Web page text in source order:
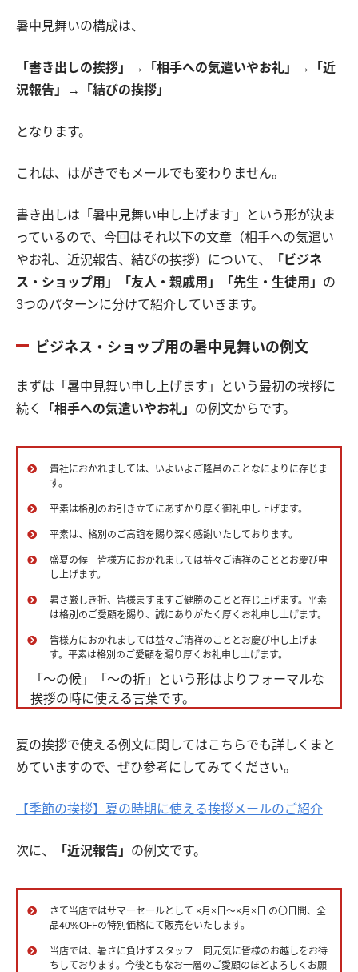
暑中見舞いの構成は、
「書き出しの挨拶」→「相手への気遣いやお礼」→「近
況報告」→「結びの挨拶」
となります。
これは、はがきでもメールでも変わりません。
書き出しは「暑中見舞い申し上げます」という形が決ま
っているので、今回はそれ以下の文章（相手への気遣い
やお礼、近況報告、結びの挨拶）について、
「ビジネ
ス・ショップ用」「友人・親戚用」「先生・生徒用」 の
3つのパターンに分けて紹介していきます。
ビジネス・ショップ用の暑中見舞いの例文
まずは「暑中見舞い申し上げます」という最初の挨拶に
続く
「相手への気遣いやお礼」 の例文からです。
貴社におかれましては、いよいよご隆昌のことなによりに存じま
す。
平素は格別のお引き立てにあずかり厚く御礼申し上げます。
平素は、格別のご高誼を賜り深く感謝いたしております。
盛夏の候 皆様方におかれましては益々ご清祥のこととお慶び申
し上げます。
暑さ厳しき折、皆様ますますご健勝のことと存じ上げます。平素
は格別のご愛顧を賜り、誠にありがたく厚くお礼申し上げます。
皆様方におかれましては益々ご清祥のこととお慶び申し上げま
す。平素は格別のご愛顧を賜り厚くお礼申し上げます。
「〜の候」「〜の折」という形はよりフォーマルな
挨拶の時に使える言葉です。
夏の挨拶で使える例文に関してはこちらでも詳しくまと
めていますので、ぜひ参考にしてみてください。
【季節の挨拶】夏の時期に使える挨拶メールのご紹介
次に、 「近況報告」 の例文です。
さて当店ではサマーセールとして ×月×日～×月×日 の〇日間、全
品40%OFFの特別価格にて販売をいたします。
当店では、暑さに負けずスタッフ一同元気に皆様のお越しをお待
ちしております。今後ともなお一層のご愛顧のほどよろしくお願